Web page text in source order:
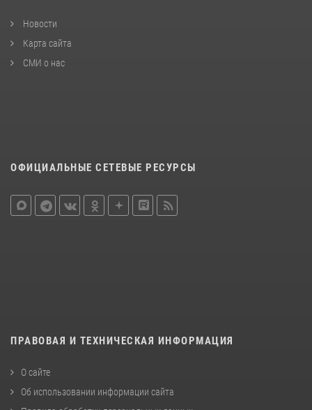
Новости
Карта сайта
СМИ о нас
ОФИЦИАЛЬНЫЕ СЕТЕВЫЕ РЕСУРСЫ
ПРАВОВАЯ И ТЕХНИЧЕСКАЯ ИНФОРМАЦИЯ
О сайте
Об использовании информации сайта